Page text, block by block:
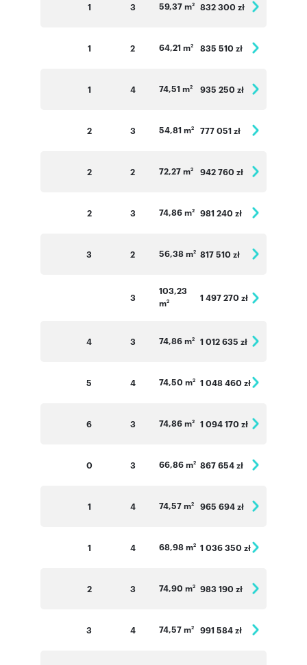
1 3 59,37 m2 832 300 zł
1 2 64,21 m2 835 510 zł
1 4 74,51 m2 935 250 zł
2 3 54,81 m2 777 051 zł
2 2 72,27 m2 942 760 zł
2 3 74,86 m2 981 240 zł
3 2 56,38 m2 817 510 zł
3
103,23
m2 1 497 270 zł
4 3 74,86 m2 1 012 635 zł
5 4 74,50 m2 1 048 460 zł
6 3 74,86 m2 1 094 170 zł
0 3 66,86 m2 867 654 zł
1 4 74,57 m2 965 694 zł
1 4 68,98 m2 1 036 350 zł
2 3 74,90 m2 983 190 zł
3 4 74,57 m2 991 584 zł